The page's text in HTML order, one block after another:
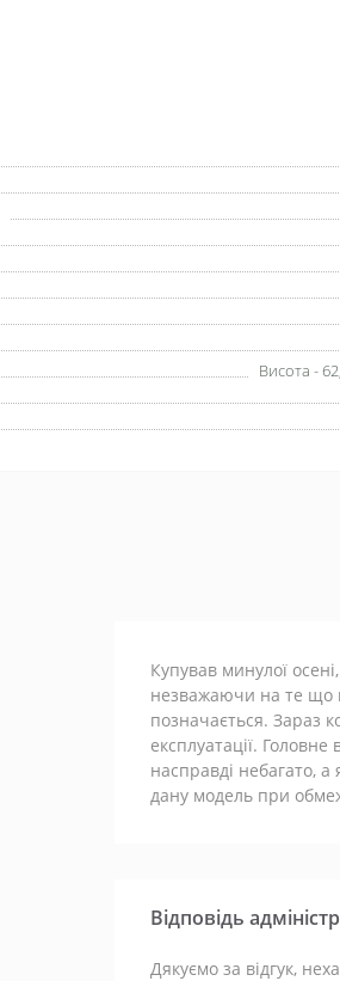
Висота -
Купував минулої
незважаючи на те що
позначається. Зараз
експлуатації.
насправді небагато, а
дану модель при
Відповідь
Дякуємо за відгук,